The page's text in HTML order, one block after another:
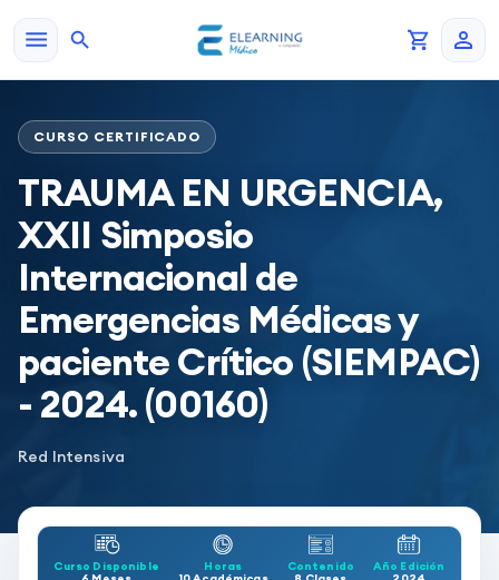
CURSO CERTIFICADO
TRAUMA EN URGENCIA,
XXII Simposio
Internacional de
Emergencias Médicas y
paciente Crítico (SIEMPAC)
- 2024. (00160)
Red Intensiva
Curso Disponible
Horas
Contenido
Año Edición